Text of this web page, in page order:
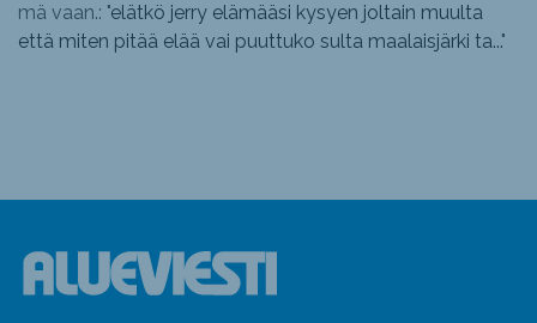
mä vaan.: "elätkö jerry elämääsi kysyen joltain muulta
että miten pitää elää vai puuttuko sulta maalaisjärki ta..."